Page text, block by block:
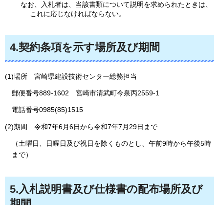
なお、入札者は、当該書類について説明を求められたときは、
これに応じなければならない。
4.契約条項を示す場所及び期間
(1)場所 宮崎県建設技術センター総務担当
郵便番号889-1602 宮崎市清武町今泉丙2559-1
電話番号0985(85)1515
(2)期間 令和7年6月6日から令和7年7月29日まで
（土曜日、日曜日及び祝日を除くものとし、午前9時から午後5時
まで）
5.入札説明書及び仕様書の配布場所及び